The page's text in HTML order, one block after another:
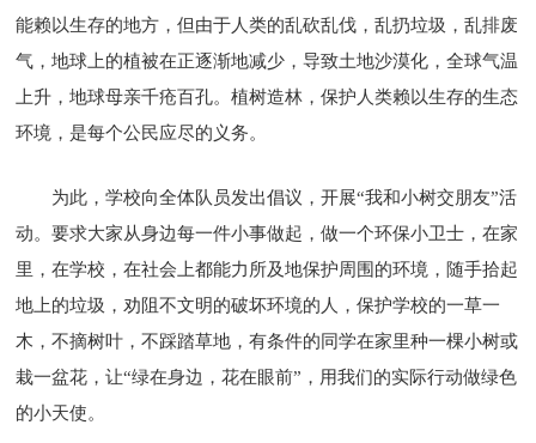
能赖以生存的地方，但由于人类的乱砍乱伐，乱扔垃圾，乱排废
气，地球上的植被在正逐渐地减少，导致土地沙漠化，全球气温
上升，地球母亲千疮百孔。植树造林，保护人类赖以生存的生态
环境，是每个公民应尽的义务。
为此，学校向全体队员发出倡议，开展“我和小树交朋友”活
动。要求大家从身边每一件小事做起，做一个环保小卫士，在家
里，在学校，在社会上都能力所及地保护周围的环境，随手拾起
地上的垃圾，劝阻不文明的破坏环境的人，保护学校的一草一
木，不摘树叶，不踩踏草地，有条件的同学在家里种一棵小树或
栽一盆花，让“绿在身边，花在眼前”，用我们的实际行动做绿色
的小天使。